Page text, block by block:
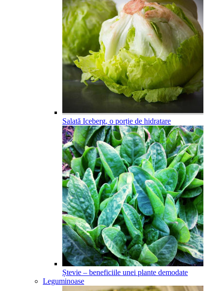
Salată Iceberg, o porție de hidratare
Ștevie – beneficiile unei plante demodate
Leguminoase